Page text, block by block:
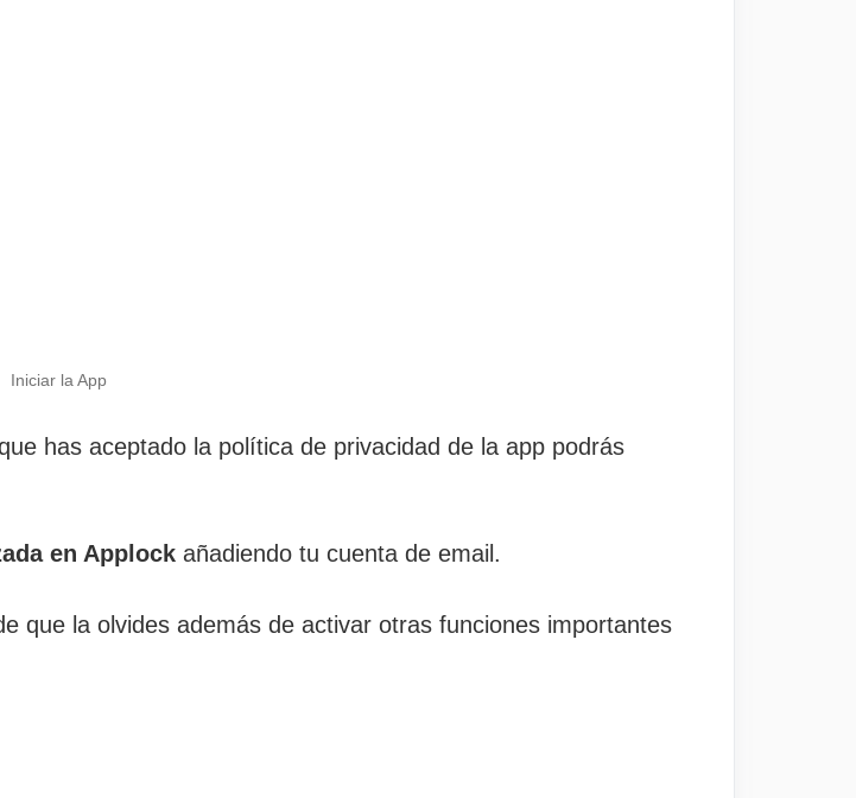
Iniciar la App
has aceptado la política de privacidad de la app podrás
en Applock añadiendo tu cuenta de email.
que la olvides además de activar otras funciones importantes